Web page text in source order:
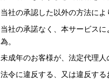
当社の承認した以外の方法によ
当社の承諾なく、本サービス
為。
未成年のお客様が、法定代理人
法令に違反する、又は違反する